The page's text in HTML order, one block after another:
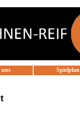
uns ▼
Spielplan